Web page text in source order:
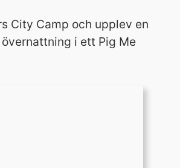
City Camp och upplev en
i ett Pig Me